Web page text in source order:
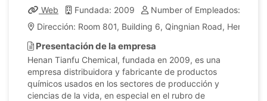
Web Fundada: 2009
Number of Empleados: 100
Dirección: Room 801, Building 6, Qingnian Road, Henan,
Presentación de la empresa
Henan Tianfu Chemical, fundada en 2009, es una
empresa distribuidora y fabricante de productos
químicos usados en los sectores de producción y
ciencias de la vida, en especial en el rubro de